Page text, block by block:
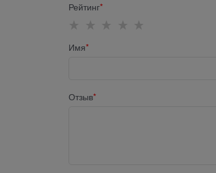
Рейтинг
Имя
Отзыв